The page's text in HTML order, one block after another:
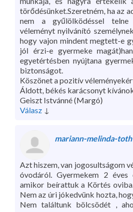
törődésünket.Szeretném, ha az
nem a gyűlölködéssel
véleményt nyilvánító
hogy vajon mindent megtett-e
jól érzi-e gyermeke
egyetértésben nyújtana
biztonságot.
Köszönet a pozitív
Áldott, békés karácsonyt
Geiszt Istvánné (Margó)
Válasz ↓
mariann-melinda-toth
Azt hiszem, van jogosultságom
óvodáról. Gyermekem 2 éves
amikor beírattuk a Körtés
Nem az úri jókedvünk hozta,
Nem találtunk bölcsödét ,